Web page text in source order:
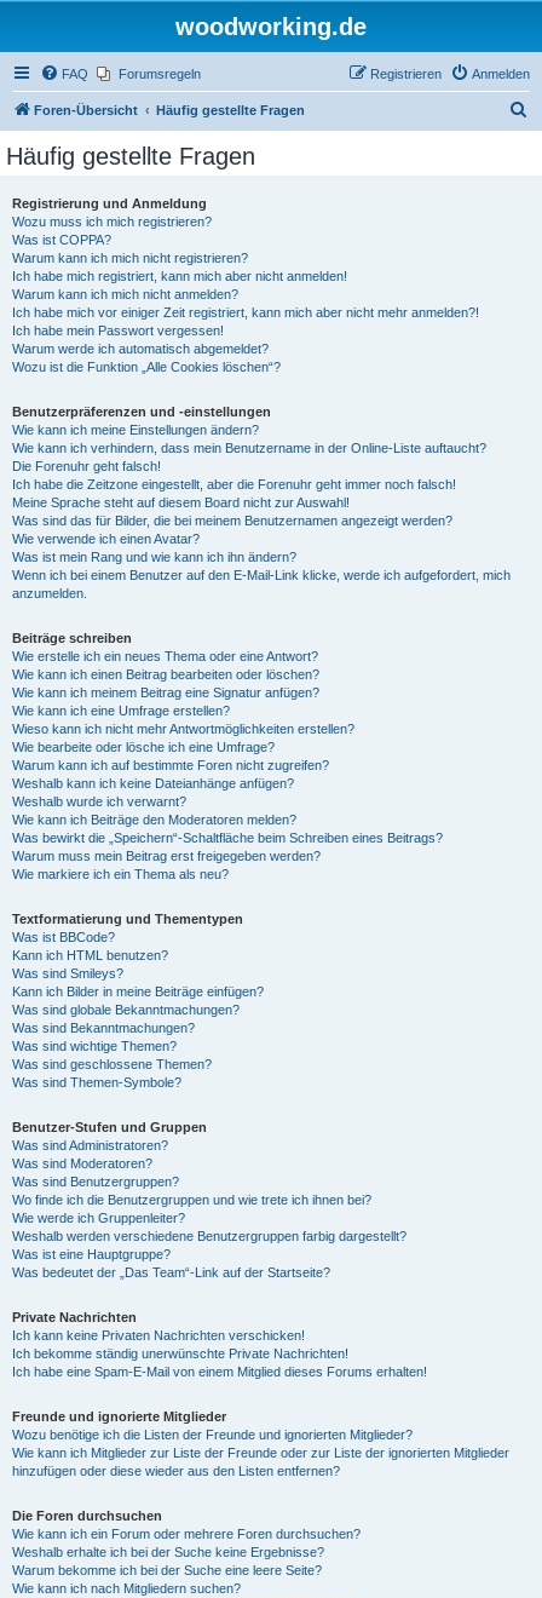
woodworking.de
FAQ Forumsregeln Anmelden
Registrieren
Foren-Übersicht Häufig gestellte Fragen
Häufig gestellte Fragen
Registrierung und Anmeldung
Wozu muss ich mich registrieren?
Was ist COPPA?
Warum kann ich mich nicht registrieren?
Ich habe mich registriert, kann mich aber nicht anmelden!
Warum kann ich mich nicht anmelden?
Ich habe mich vor einiger Zeit registriert, kann mich aber nicht mehr anmelden?!
Ich habe mein Passwort vergessen!
Warum werde ich automatisch abgemeldet?
Wozu ist die Funktion „Alle Cookies löschen“?
Benutzerpräferenzen und -einstellungen
Wie kann ich meine Einstellungen ändern?
Wie kann ich verhindern, dass mein Benutzername in der Online-Liste auftaucht?
Die Forenuhr geht falsch!
Ich habe die Zeitzone eingestellt, aber die Forenuhr geht immer noch falsch!
Meine Sprache steht auf diesem Board nicht zur Auswahl!
Was sind das für Bilder, die bei meinem Benutzernamen angezeigt werden?
Wie verwende ich einen Avatar?
Was ist mein Rang und wie kann ich ihn ändern?
Wenn ich bei einem Benutzer auf den E-Mail-Link klicke, werde ich aufgefordert, mich
anzumelden.
Beiträge schreiben
Wie erstelle ich ein neues Thema oder eine Antwort?
Wie kann ich einen Beitrag bearbeiten oder löschen?
Wie kann ich meinem Beitrag eine Signatur anfügen?
Wie kann ich eine Umfrage erstellen?
Wieso kann ich nicht mehr Antwortmöglichkeiten erstellen?
Wie bearbeite oder lösche ich eine Umfrage?
Warum kann ich auf bestimmte Foren nicht zugreifen?
Weshalb kann ich keine Dateianhänge anfügen?
Weshalb wurde ich verwarnt?
Wie kann ich Beiträge den Moderatoren melden?
Was bewirkt die „Speichern“-Schaltfläche beim Schreiben eines Beitrags?
Warum muss mein Beitrag erst freigegeben werden?
Wie markiere ich ein Thema als neu?
Textformatierung und Thementypen
Was ist BBCode?
Kann ich HTML benutzen?
Was sind Smileys?
Kann ich Bilder in meine Beiträge einfügen?
Was sind globale Bekanntmachungen?
Was sind Bekanntmachungen?
Was sind wichtige Themen?
Was sind geschlossene Themen?
Was sind Themen-Symbole?
Benutzer-Stufen und Gruppen
Was sind Administratoren?
Was sind Moderatoren?
Was sind Benutzergruppen?
Wo finde ich die Benutzergruppen und wie trete ich ihnen bei?
Wie werde ich Gruppenleiter?
Weshalb werden verschiedene Benutzergruppen farbig dargestellt?
Was ist eine Hauptgruppe?
Was bedeutet der „Das Team“-Link auf der Startseite?
Private Nachrichten
Ich kann keine Privaten Nachrichten verschicken!
Ich bekomme ständig unerwünschte Private Nachrichten!
Ich habe eine Spam-E-Mail von einem Mitglied dieses Forums erhalten!
Freunde und ignorierte Mitglieder
Wozu benötige ich die Listen der Freunde und ignorierten Mitglieder?
Wie kann ich Mitglieder zur Liste der Freunde oder zur Liste der ignorierten Mitglieder
hinzufügen oder diese wieder aus den Listen entfernen?
Die Foren durchsuchen
Wie kann ich ein Forum oder mehrere Foren durchsuchen?
Weshalb erhalte ich bei der Suche keine Ergebnisse?
Warum bekomme ich bei der Suche eine leere Seite?
Wie kann ich nach Mitgliedern suchen?